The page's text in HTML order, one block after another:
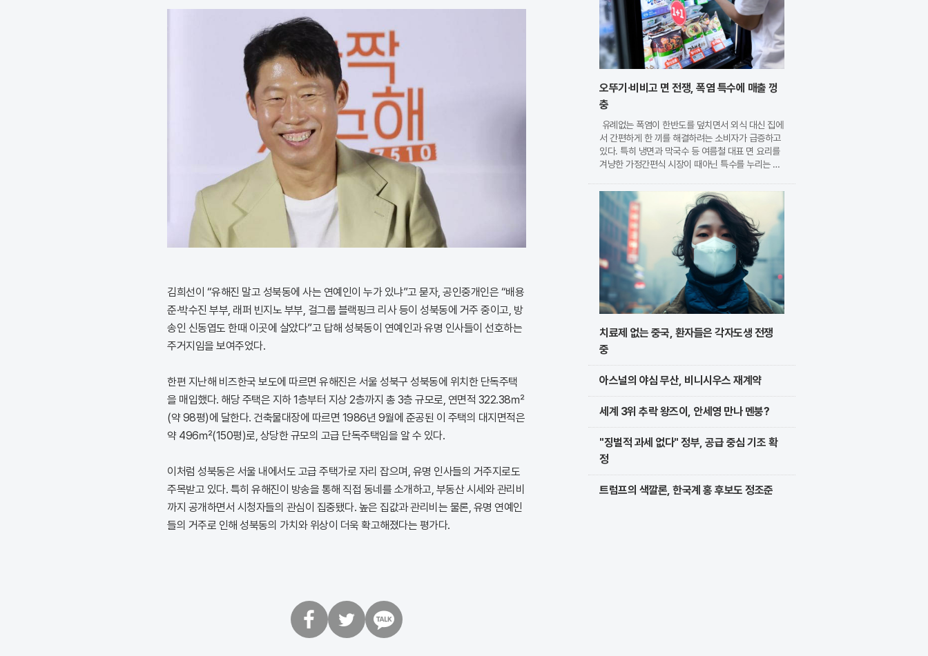
김희선이 “유해진 말고 성북동에 사는 연예인이 누가 있냐”고 묻자, 공인중개인은 “배용
준·박수진 부부, 래퍼 빈지노 부부, 걸그룹 블랙핑크 리사 등이 성북동에 거주 중이고, 방
송인 신동엽도 한때 이곳에 살았다”고 답해 성북동이 연예인과 유명 인사들이 선호하는
주거지임을 보여주었다.
한편 지난해 비즈한국 보도에 따르면 유해진은 서울 성북구 성북동에 위치한 단독주택
을 매입했다. 해당 주택은 지하 1층부터 지상 2층까지 총 3층 규모로, 연면적 322.38㎡
(약 98평)에 달한다. 건축물대장에 따르면 1986년 9월에 준공된 이 주택의 대지면적은
약 496㎡(150평)로, 상당한 규모의 고급 단독주택임을 알 수 있다.
이처럼 성북동은 서울 내에서도 고급 주택가로 자리 잡으며, 유명 인사들의 거주지로도
주목받고 있다. 특히 유해진이 방송을 통해 직접 동네를 소개하고, 부동산 시세와 관리비
까지 공개하면서 시청자들의 관심이 집중됐다. 높은 집값과 관리비는 물론, 유명 연예인
들의 거주로 인해 성북동의 가치와 위상이 더욱 확고해졌다는 평가다.
오뚜기·비비고 면 전쟁, 폭염 특수에 매출 껑
충
유례없는 폭염이 한반도를 덮치면서 외식 대신 집에
서 간편하게 한 끼를 해결하려는 소비자가 급증하고
있다. 특히 냉면과 막국수 등 여름철 대표 면 요리를
겨냥한 가정간편식 시장이 때아닌 특수를 누리는 모
현한 고품질 제품을 앞세워 시장 점유율 확대에 박차
를 가하고
치료제 없는 중국, 환자들은 각자도생 전쟁
중
아스널의 야심 무산, 비니시우스 재계약
세계 3위 추락 왕즈이, 안세영 만나 멘붕?
"징벌적 과세 없다" 정부, 공급 중심 기조 확
정
트럼프의 색깔론, 한국계 홍 후보도 정조준